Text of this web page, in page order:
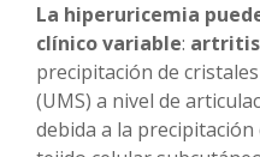
La hiperuricemia
clínico variable: artritis
precipitación de
(UMS) a nivel de
debida a la